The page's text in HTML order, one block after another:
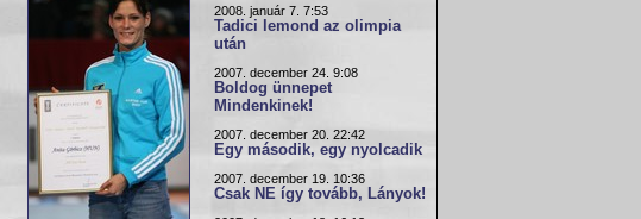
2008. január 7. 7:53
Tadici lemond az olimpia
után
2007. december 24. 9:08
Boldog ünnepet
Mindenkinek!
2007. december 20. 22:42
Egy második, egy nyolcadik
2007. december 19. 10:36
Csak NE így tovább, Lányok!